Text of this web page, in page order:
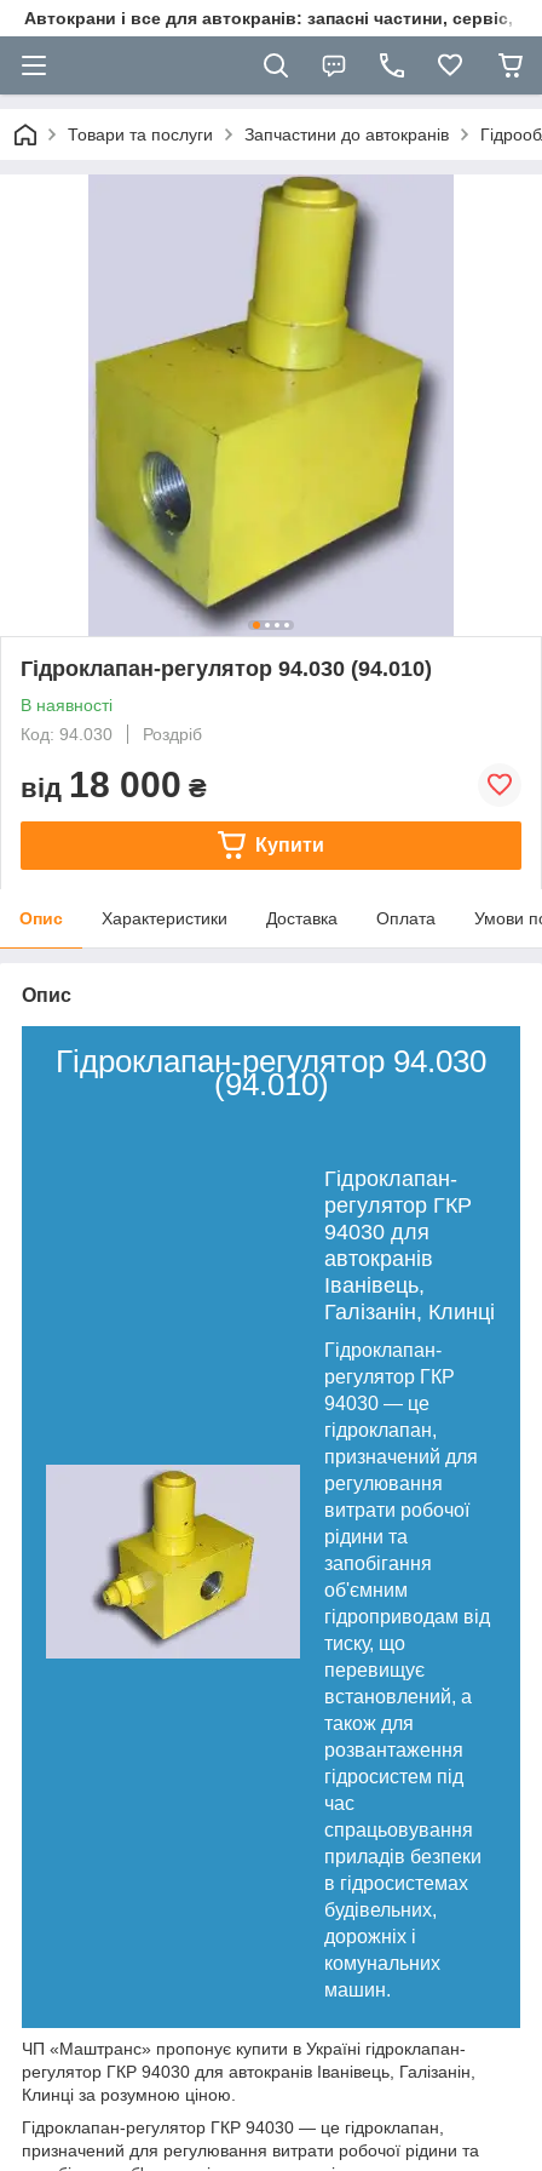
Автокрани і все для автокранів: запасні частини, сервіс,
Товари та послуги Запчастини до автокранів
Гідроклапан-регулятор 94.030 (94.010)
В наявності
Код: 94.030
Роздріб
від 18 000 ₴
Купити
Опис Характеристики Доставка Оплата Умови
Опис
Гідроклапан-регулятор 94.030
(94.010)
Гідроклапан-
регулятор ГКР
94030 для
автокранів
Іванівець,
Галізанін, Клинці
Гідроклапан-
регулятор ГКР
94030 — це
гідроклапан,
призначений для
регулювання
витрати робочої
рідини та
запобігання
об'ємним
гідроприводам від
тиску, що
перевищує
встановлений, а
також для
розвантаження
гідросистем під
час
спрацьовування
приладів безпеки
в гідросистемах
будівельних,
дорожніх і
комунальних
машин.
ЧП «Маштранс» пропонує купити в Україні гідроклапан-
регулятор ГКР 94030 для автокранів Іванівець, Галізанін,
Клинці за розумною ціною.
Гідроклапан-регулятор ГКР 94030 — це гідроклапан,
призначений для регулювання витрати робочої рідини та